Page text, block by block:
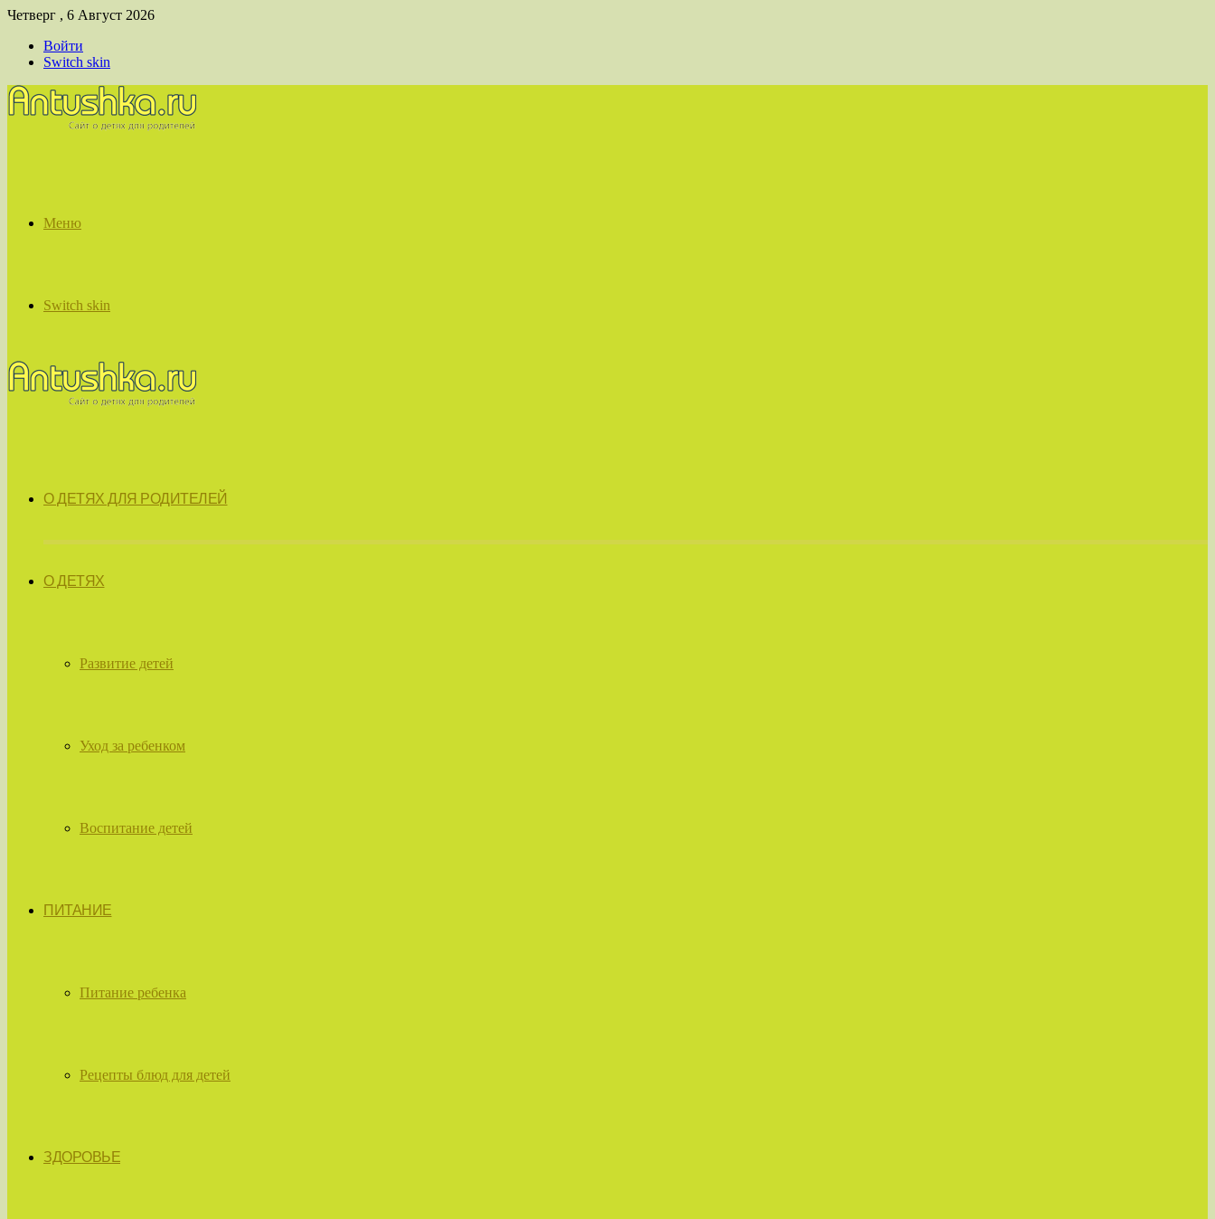
Четверг , 6 Август 2026
Войти
Switch skin
Меню
Switch skin
О ДЕТЯХ ДЛЯ РОДИТЕЛЕЙ
О ДЕТЯХ
Развитие детей
Уход за ребенком
Воспитание детей
ПИТАНИЕ
Питание ребенка
Рецепты блюд для детей
ЗДОРОВЬЕ